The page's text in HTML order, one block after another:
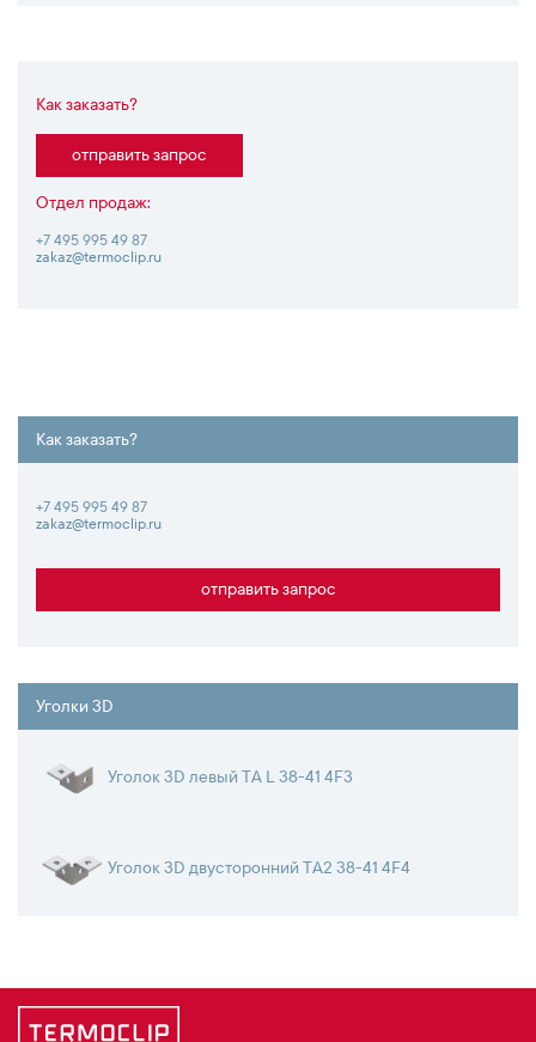
Как заказать?
отправить запрос
Отдел продаж:
+7 495 995 49 87
zakaz@termoclip.ru
Как заказать?
+7 495 995 49 87
zakaz@termoclip.ru
отправить запрос
Уголки 3D
Уголок 3D левый ТA L 38-41 4F3
Уголок 3D двусторонний ТA2 38-41 4F4